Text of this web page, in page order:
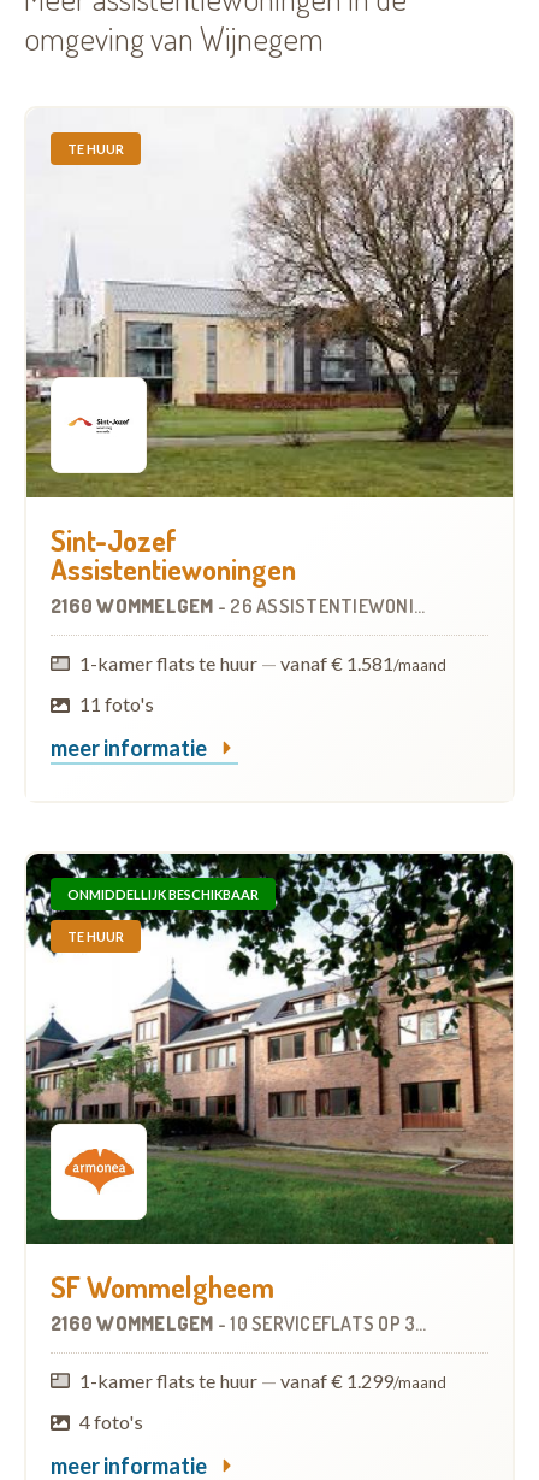
omgeving van Wijnegem
TE HUUR
Sint-Jozef
Assistentiewoningen
2160 WOMMELGEM - 26 ASSISTENTIEWONINGEN
1-kamer flats te huur — vanaf € 1.581/maand
11 foto's
meer informatie
ONMIDDELLIJK BESCHIKBAAR
TE HUUR
SF Wommelgheem
2160 WOMMELGEM -10 SERVICEFLATS OP 3.3 KM
1-kamer flats te huur — vanaf € 1.299/maand
4 foto's
meer informatie